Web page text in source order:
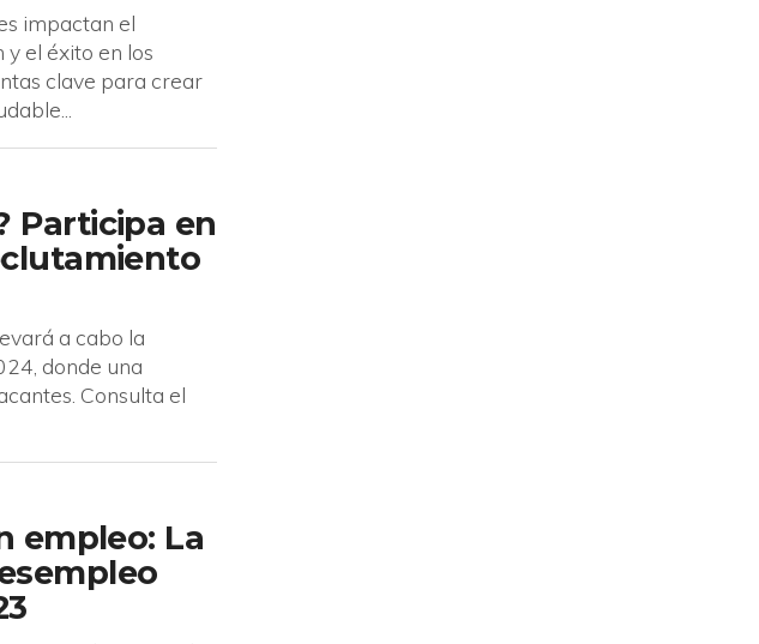
impactan el
el éxito en los
clave para crear
Participa en
a cabo la
donde una
Consulta el
empleo: La